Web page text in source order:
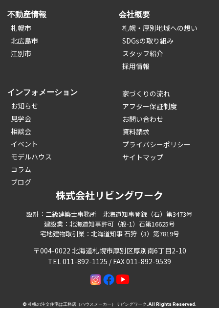
不動産情報
札幌市
北広島市
江別市
会社概要
札幌・厚別地域への想い
SDGsの取り組み
スタッフ紹介
採用情報
インフォメーション
お知らせ
見学会
相談会
イベント
モデルハウス
コラム
ブログ
家づくりの流れ
アフター保証制度
お問い合わせ
資料請求
プライバシーポリシー
サイトマップ
株式会社リビングワーク
設計：二級建築士事務所 北海道知事登録（石）第3473号
建設業：北海道知事許可（般-1）石第16625号
宅地建物取引業：北海道知事 石狩（3）第7819号
〒004-0022 北海道札幌市厚別区厚別南6丁目2-10
TEL 011-892-1125 / FAX 011-892-9539
© 札幌の注文住宅は工務店（ハウスメーカー）リビングワーク.All Rights Reserved.